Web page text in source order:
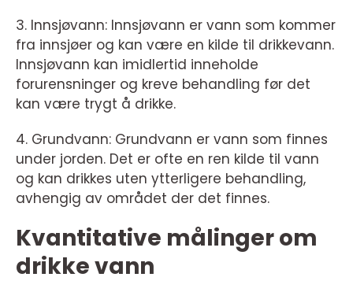
3. Innsjøvann: Innsjøvann er vann som kommer
fra innsjøer og kan være en kilde til drikkevann.
Innsjøvann kan imidlertid inneholde
forurensninger og kreve behandling før det
kan være trygt å drikke.
4. Grundvann: Grundvann er vann som finnes
under jorden. Det er ofte en ren kilde til vann
og kan drikkes uten ytterligere behandling,
avhengig av området der det finnes.
Kvantitative målinger om
drikke vann